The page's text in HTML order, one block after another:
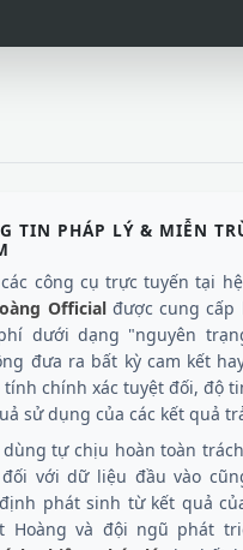
TIN PHÁP LÝ & MIỄN
công cụ trực tuyến tại
Officialđược cung cấp
dưới dạng "nguyên
đưa ra bất kỳ cam kết
tính chính xác tuyệt đối, độ
sử dụng của các kết quả
tự chịu hoàn toàn
với dữ liệu đầu vào
phát sinh từ kết quả
Hoàng và đội ngũ phát